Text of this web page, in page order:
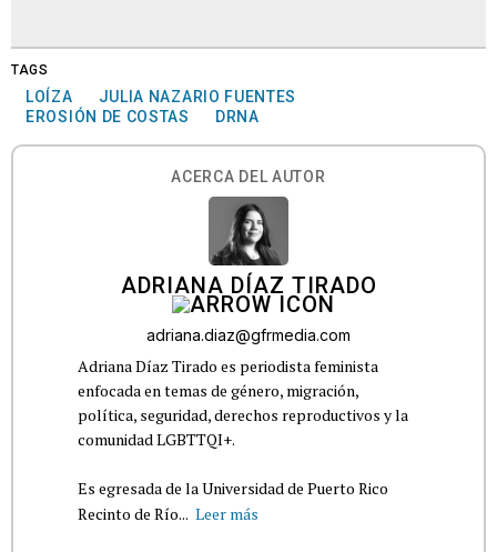
TAGS
LOÍZA
JULIA NAZARIO FUENTES
EROSIÓN DE COSTAS
DRNA
ACERCA DEL AUTOR
ADRIANA DÍAZ TIRADO
adriana.diaz@gfrmedia.com
Adriana Díaz Tirado es periodista feminista
enfocada en temas de género, migración,
política, seguridad, derechos reproductivos y la
comunidad LGBTTQI+.
Es egresada de la Universidad de Puerto Rico
Recinto de Río... Leer más